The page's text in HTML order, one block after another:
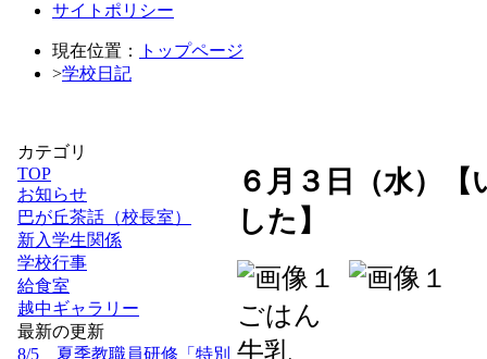
サイトポリシー
現在位置：
トップページ
>学校日記